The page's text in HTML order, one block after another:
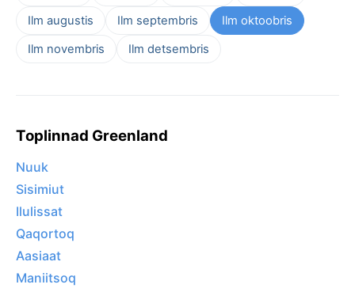
Ilm augustis
Ilm septembris
Ilm oktoobris
Ilm novembris
Ilm detsembris
Toplinnad Greenland
Nuuk
Sisimiut
Ilulissat
Qaqortoq
Aasiaat
Maniitsoq